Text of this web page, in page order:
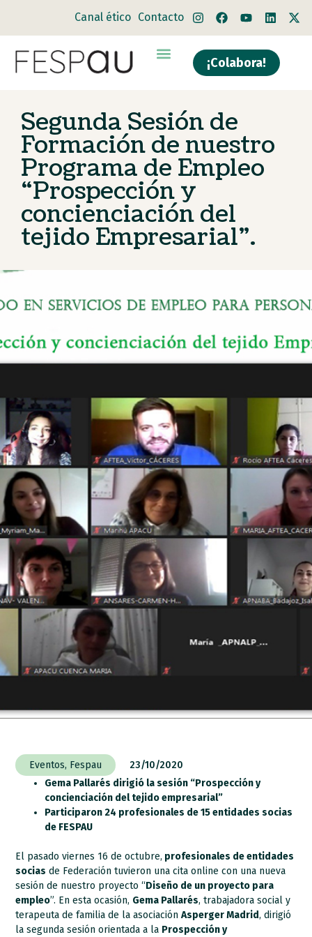
Canal ético Contacto
¡Colabora!
Segunda Sesión de
Formación de nuestro
Programa de Empleo
“Prospección y
concienciación del
tejido Empresarial”.
Eventos, Fespau
23/10/2020
Gema Pallarés dirigió la sesión “Prospección y
concienciación del tejido empresarial”
Participaron 24 profesionales de 15 entidades socias
de FESPAU
El pasado viernes 16 de octubre, profesionales de entidades
socias de Federación tuvieron una cita online con una nueva
sesión de nuestro proyecto “Diseño de un proyecto para
empleo”. En esta ocasión, Gema Pallarés, trabajadora social y
terapeuta de familia de la asociaciónAsperger Madrid, dirigió
la segunda sesión orientada a la Prospección y